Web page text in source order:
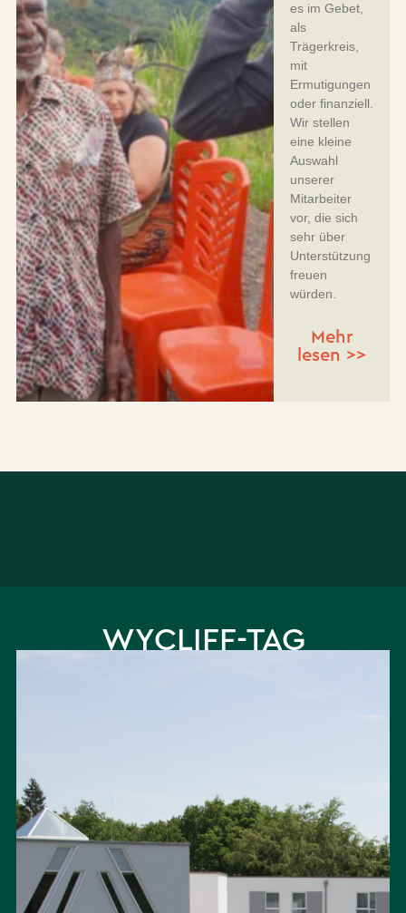
es im Gebet,
als
Trägerkreis,
mit
Ermutigungen
oder finanziell.
Wir stellen
eine kleine
Auswahl
unserer
Mitarbeiter
vor, die sich
sehr über
Unterstützung
freuen
würden.
Mehr
lesen >>
WYCLIFF-TAG